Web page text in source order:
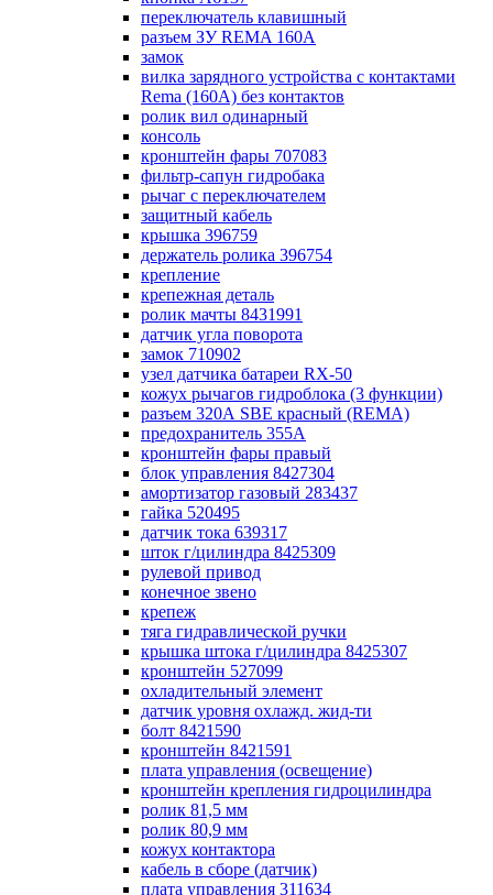
переключатель клавишный
разъем ЗУ REMA 160А
замок
вилка зарядного устройства с контактами
Rema (160А) без контактов
ролик вил одинарный
консоль
кронштейн фары 707083
фильтр-сапун гидробака
рычаг с переключателем
защитный кабель
крышка 396759
держатель ролика 396754
крепление
крепежная деталь
ролик мачты 8431991
датчик угла поворота
замок 710902
узел датчика батареи RX-50
кожух рычагов гидроблока (3 функции)
разъем 320А SBE красный (REMA)
предохранитель 355А
кронштейн фары правый
блок управления 8427304
амортизатор газовый 283437
гайка 520495
датчик тока 639317
шток г/цилиндра 8425309
рулевой привод
конечное звено
крепеж
тяга гидравлической ручки
крышка штока г/цилиндра 8425307
кронштейн 527099
охладительный элемент
датчик уровня охлажд. жид-ти
болт 8421590
кронштейн 8421591
плата управления (освещение)
кронштейн крепления гидроцилиндра
ролик 81,5 мм
ролик 80,9 мм
кожух контактора
кабель в сборе (датчик)
плата управления 311634